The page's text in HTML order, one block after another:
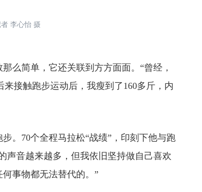
李心怡 摄
简单，它还关联到方方面面。“曾经，
来接触跑步运动后，我瘦到了160多斤，内
70个全程马拉松“战绩”，印刻下他与跑
声音越来越多，但我依旧坚持做自己喜欢
事物都无法替代的。”